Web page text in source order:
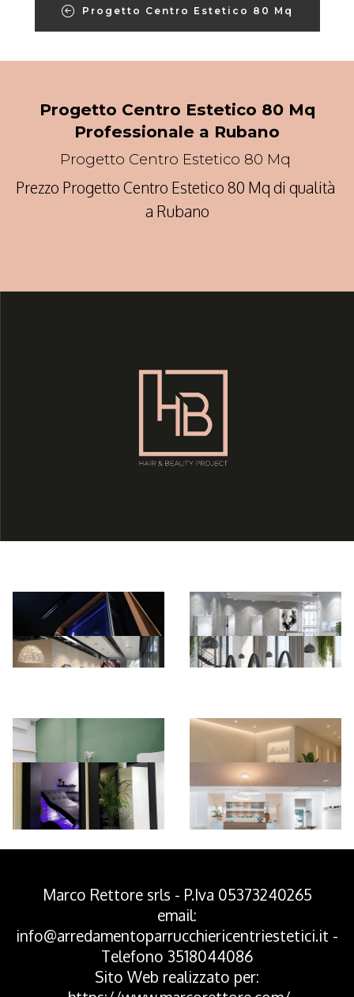
Progetto Centro Estetico 80 Mq
Progetto Centro Estetico 80 Mq
Professionale a Rubano
Progetto Centro Estetico 80 Mq
Prezzo Progetto Centro Estetico 80 Mq di qualità
a Rubano
Marco Rettore srls - P.Iva 05373240265
email:
info@arredamentoparrucchiericentriestetici.it -
Telefono 3518044086
Sito Web realizzato per: